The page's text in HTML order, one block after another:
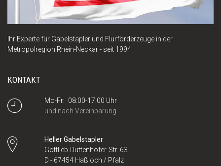
Ihr Experte für Gabelstapler und Flurförderzeuge in der
Metropolregion Rhein-Neckar - seit 1994.
KONTAKT
Mo-Fr: 08:00-17:00 Uhr
und nach Vereinbarung
Heller Gabelstapler
Gottlieb-Duttenhöfer-Str. 63
D - 67454 Haßloch / Pfalz